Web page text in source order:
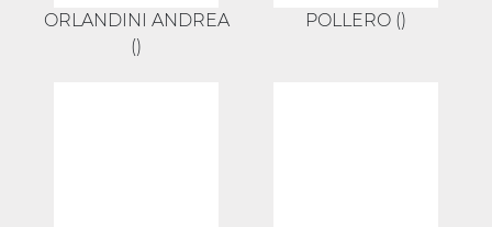
ORLANDINI ANDREA
()
POLLERO ()